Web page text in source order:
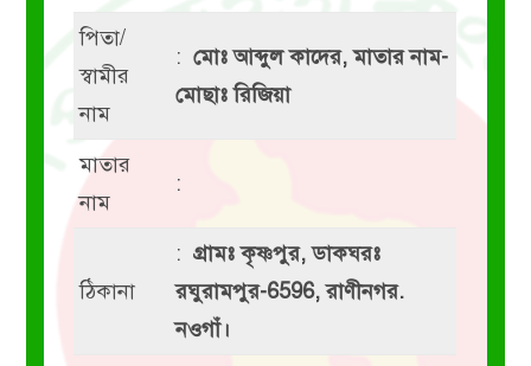
পিতা/
স্বামীর
নাম
:মোঃ আব্দুল কাদের, মাতার নাম-
মোছাঃ রিজিয়া
মাতার
নাম
:
ঠিকানা
:গ্রামঃ কৃষ্ণপুর, ডাকঘরঃ
রঘুরামপুর-6596, রাণীনগর.
নওগাঁ।